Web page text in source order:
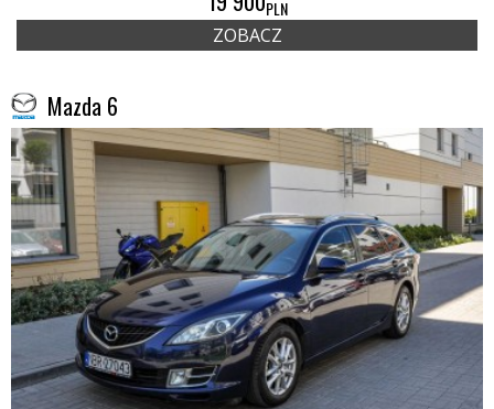
PLN
ZOBACZ
Mazda 6